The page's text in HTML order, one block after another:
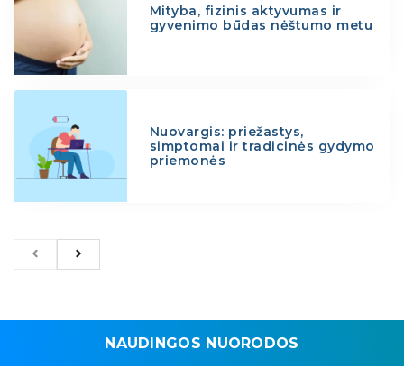
Mityba, fizinis aktyvumas ir
gyvenimo būdas nėštumo metu
Nuovargis: priežastys,
simptomai ir tradicinės gydymo
priemonės
NAUDINGOS NUORODOS